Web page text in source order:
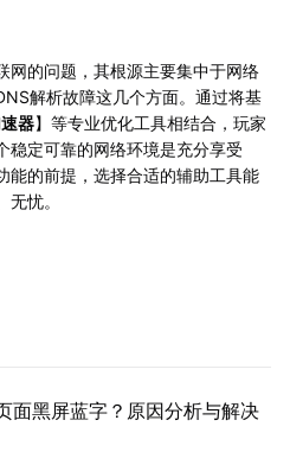
网的问题，其根源主要集中于网络
解析故障这几个方面。通过将基
器】等专业优化工具相结合，玩家
稳定可靠的网络环境是充分享受
能的前提，选择合适的辅助工具能
忧。
面黑屏蓝字？原因分析与解决